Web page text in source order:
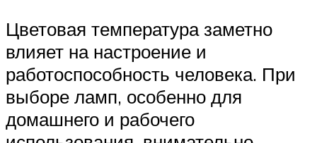
Цветовая температура заметно
влияет на настроение и
работоспособность человека. При
выборе ламп, особенно для
домашнего и рабочего